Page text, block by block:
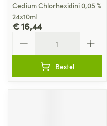
Cedium Chlorhexidini 0,05 %
24x10ml
€ 16,44
Bestel